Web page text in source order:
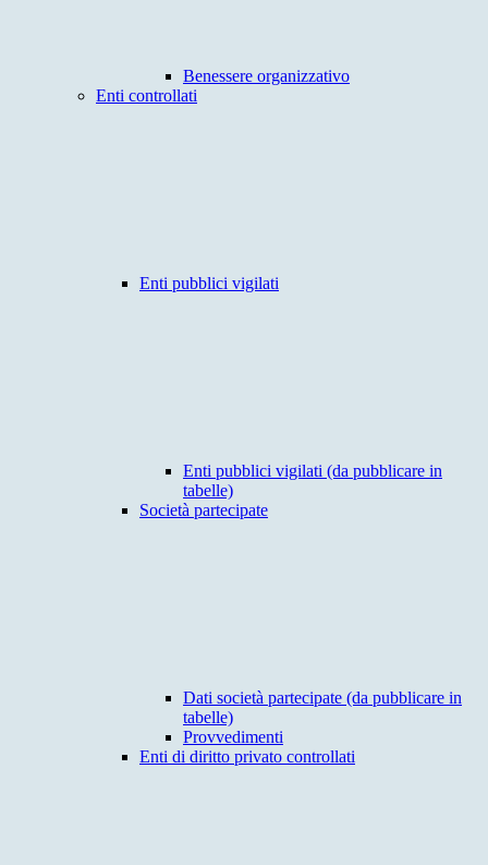
Benessere organizzativo
Enti controllati
Enti pubblici vigilati
Enti pubblici vigilati (da pubblicare in
tabelle)
Società partecipate
Dati società partecipate (da pubblicare in
tabelle)
Provvedimenti
Enti di diritto privato controllati